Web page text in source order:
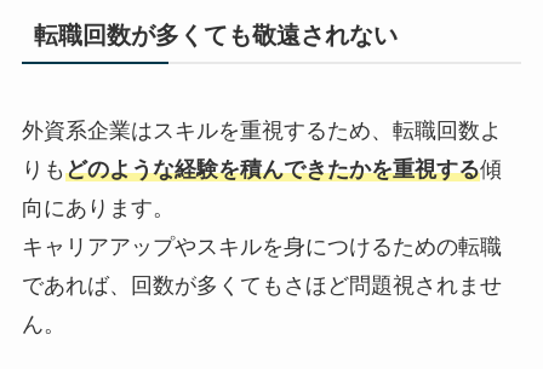
転職回数が多くても敬遠されない
外資系企業はスキルを重視するため、転職回数よ
りもどのような経験を積んできたかを重視する傾
向にあります。
キャリアアップやスキルを身につけるための転職
であれば、回数が多くてもさほど問題視されませ
ん。